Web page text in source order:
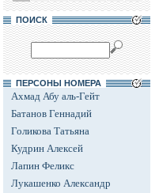
ПОИСК
ПЕРСОНЫ НОМЕРА
Ахмад Абу аль-Гейт
Батанов Геннадий
Голикова Татьяна
Кудрин Алексей
Лапин Феликс
Лукашенко Александр